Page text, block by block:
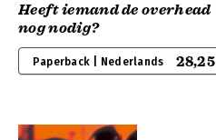
Heeft iemand de overhead
nog nodig?
Paperback | Nederlands 28,25